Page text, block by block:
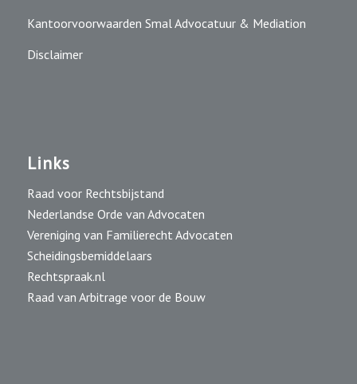
Kantoorvoorwaarden Smal Advocatuur & Mediation
Disclaimer
Links
Raad voor Rechtsbijstand
Nederlandse Orde van Advocaten
Vereniging van Familierecht Advocaten
Scheidingsbemiddelaars
Rechtspraak.nl
Raad van Arbitrage voor de Bouw